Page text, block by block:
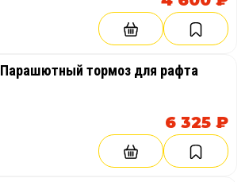
Парашютный тормоз для рафта
6 325 ₽